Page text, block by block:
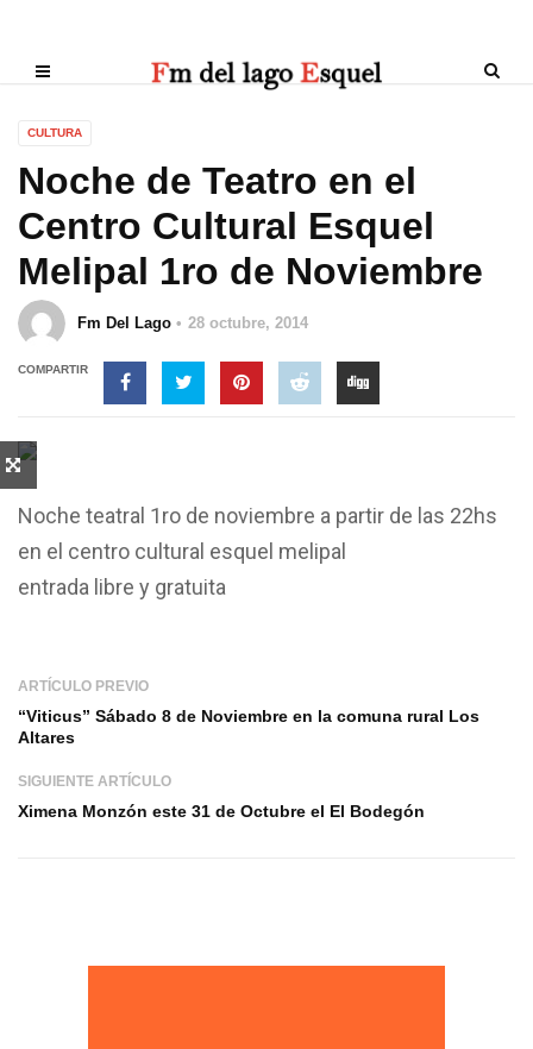
CULTURA
Noche de Teatro en el
Centro Cultural Esquel
Melipal 1ro de Noviembre
Fm Del Lago 28 octubre, 2014
COMPARTIR
Noche teatral 1ro de noviembre a partir de las 22hs
en el centro cultural esquel melipal
entrada libre y gratuita
ARTÍCULO PREVIO
“Viticus” Sábado 8 de Noviembre en la comuna rural Los
Altares
SIGUIENTE ARTÍCULO
Ximena Monzón este 31 de Octubre el El Bodegón